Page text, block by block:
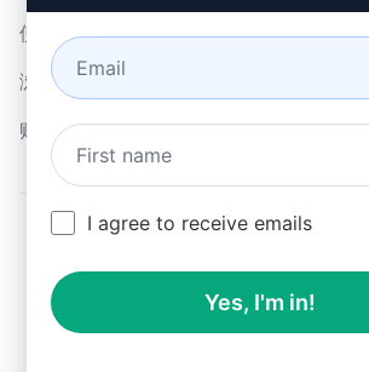
使用条款 (en)
浏览器扩展术语 (en)
账单条款 (en)
微软边
All logos, trademarks, and registered
property of their respective
AIPRM and other related brand
I agree to receive emails
Yes, I'm in!